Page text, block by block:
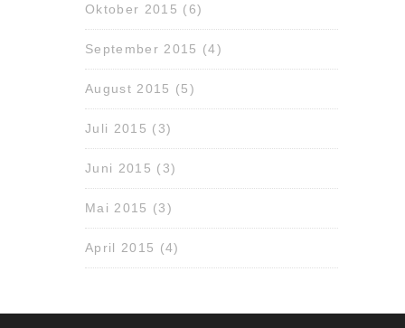
Oktober 2015 (6)
September 2015 (4)
August 2015 (5)
Juli 2015 (3)
Juni 2015 (3)
Mai 2015 (3)
April 2015 (4)